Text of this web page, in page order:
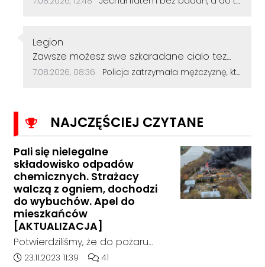
Autor komentarza:
Legion
Treść komentarza:
Zawsze możesz swe szkaradane cialo tez
wykąpać jak dupe zal ściska!
Data dodania komentarza:
7.08.2026, 08:36 Źródło komentarza:
Policja zatrzymała mężczyznę, który dewastował koziołki siekierą! Odcięte elementy zakopał w ogródku
NAJCZĘŚCIEJ CZYTANE
Pali się nielegalne
składowisko odpadów
chemicznych. Strażacy
walczą z ogniem, dochodzi
do wybuchów. Apel do
mieszkańców
[AKTUALIZACJA]
Potwierdziliśmy, że do pożaru
doszło w hali, w której nielegalnie
Data dodania artykułu:
23.11.2023 11:39 Liczba komentarzy artykułu:
41